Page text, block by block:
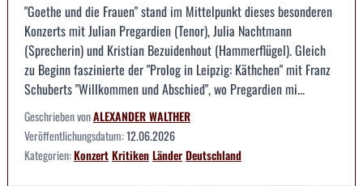
"Goethe und die Frauen" stand im Mittelpunkt dieses besonderen
Konzerts mit Julian Pregardien (Tenor), Julia Nachtmann
(Sprecherin) und Kristian Bezuidenhout (Hammerflügel). Gleich
zu Beginn faszinierte der "Prolog in Leipzig: Käthchen" mit Franz
Schuberts "Willkommen und Abschied", wo Pregardien mi...
Geschrieben vonALEXANDER WALTHER
Veröffentlichungsdatum:12.06.2026
Kategorien:KonzertKritikenLänderDeutschland